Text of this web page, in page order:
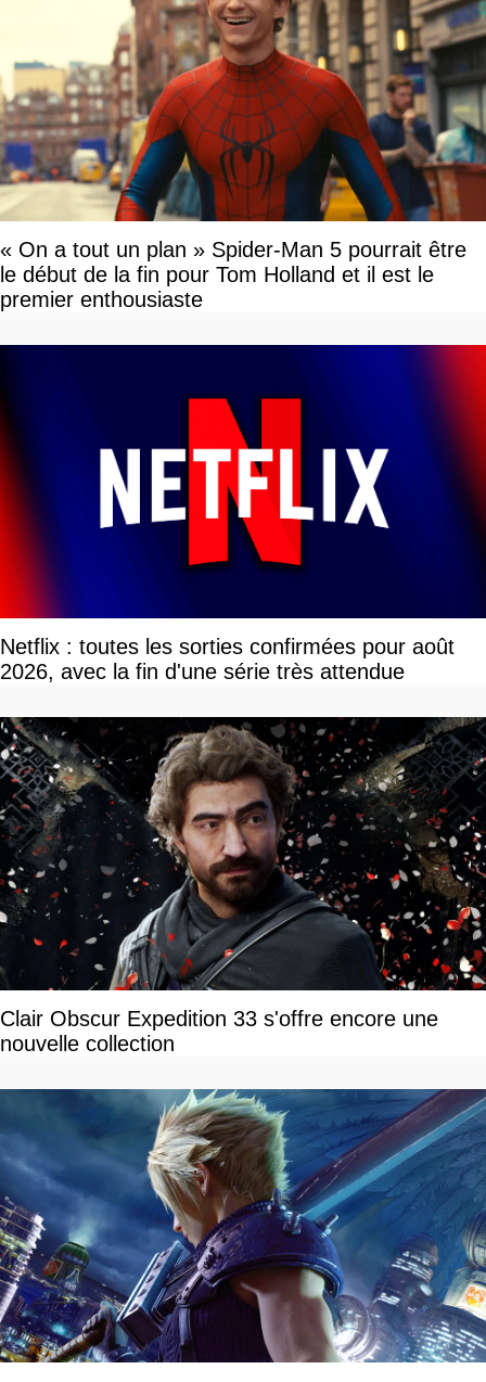
« On a tout un plan » Spider-Man 5 pourrait être
le début de la fin pour Tom Holland et il est le
premier enthousiaste
Netflix : toutes les sorties confirmées pour août
2026, avec la fin d'une série très attendue
Clair Obscur Expedition 33 s'offre encore une
nouvelle collection